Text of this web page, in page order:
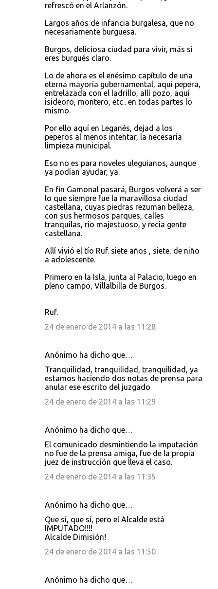
refrescó en el Arlanzón.
Largos años de infancia burgalesa, que no
necesariamente burguesa.
Burgos, deliciosa ciudad para vivir, más si
eres burgués claro.
Lo de ahora es el enésimo capítulo de una
eterna mayoría gubernamental, aquí pepera,
entrelazada con el ladrillo, allí pozo, aquí
isideoro, montero, etc.. en todas partes lo
mismo.
Por ello aquí en Leganés, dejad a los
peperos al menos intentar, la necesaria
limpieza municipal.
Eso no es para noveles uleguianos, aunque
ya podían ayudar, ya.
En fin Gamonal pasará, Burgos volverá a ser
lo que siempre fue la maravillosa ciudad
castellana, cuyas piedras rezuman belleza,
con sus hermosos parques, calles
tranquilas, rio majestuoso, y recia gente
castellana.
Allí vivió el tío Ruf. siete años , siete, de niño
a adolescente.
Primero en la Isla, junta al Palacio, luego en
pleno campo, Villalbilla de Burgos.
Ruf.
24 de enero de 2014 a las 11:28
Anónimo ha dicho que…
Tranquilidad, tranquilidad, tranquilidad, ya
estamos haciendo dos notas de prensa para
anular ese escrito del juzgado
24 de enero de 2014 a las 11:29
Anónimo ha dicho que…
El comunicado desmintiendo la imputación
no fue de la prensa amiga, fue de la propia
juez de instrucción que lleva el caso.
24 de enero de 2014 a las 11:35
Anónimo ha dicho que…
Que sí, que sí, pero el Alcalde está
IMPUTADO!!!!
Alcalde Dimisión!
24 de enero de 2014 a las 11:50
Anónimo ha dicho que…